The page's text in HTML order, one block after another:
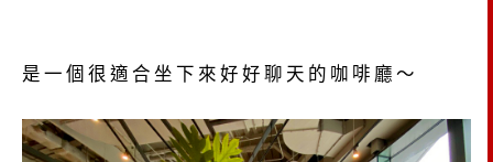
是一個很適合坐下來好好聊天的咖啡廳～